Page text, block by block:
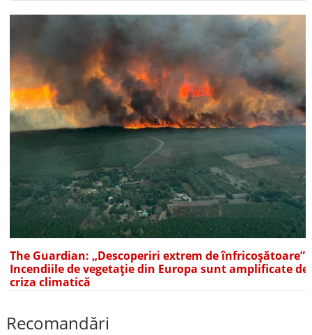
The Guardian: „Descoperiri extrem de înfricoșătoare”.
Incendiile de vegetație din Europa sunt amplificate de
criza climatică
Recomandări